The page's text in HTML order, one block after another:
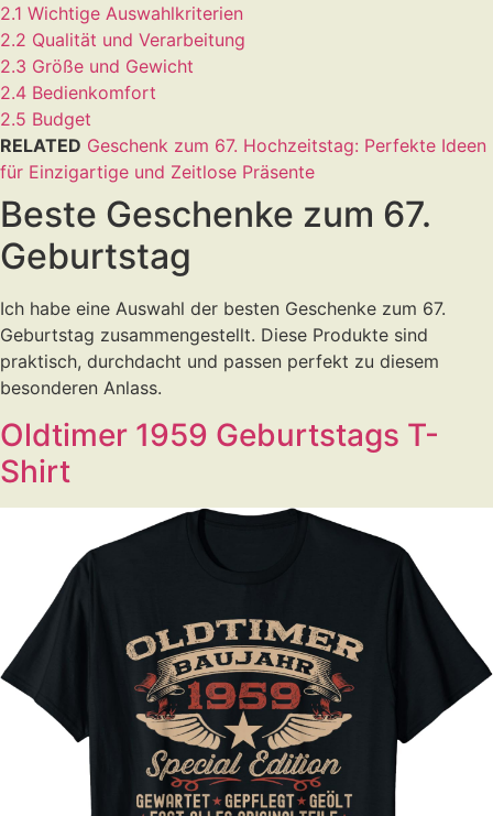
2.1 Wichtige Auswahlkriterien
2.2 Qualität und Verarbeitung
2.3 Größe und Gewicht
2.4 Bedienkomfort
2.5 Budget
RELATED Geschenk zum 67. Hochzeitstag: Perfekte Ideen
für Einzigartige und Zeitlose Präsente
Beste Geschenke zum 67.
Geburtstag
Ich habe eine Auswahl der besten Geschenke zum 67.
Geburtstag zusammengestellt. Diese Produkte sind
praktisch, durchdacht und passen perfekt zu diesem
besonderen Anlass.
Oldtimer 1959 Geburtstags T-
Shirt